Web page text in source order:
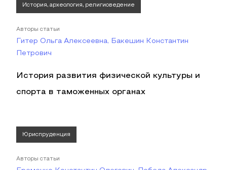
История, археология, религиоведение
Авторы статьи
Гитер Ольга Алексеевна, Бакешин Константин
Петрович
История развития физической культуры и
спорта в таможенных органах
Юриспруденция
Авторы статьи